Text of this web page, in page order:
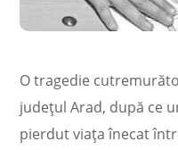
O tragedie
județul Arad, după ce
pierdut viața înecat